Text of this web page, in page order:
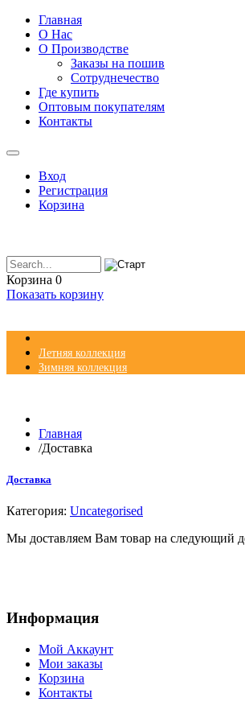
Главная
О Нас
О Производстве
Заказы на пошив
Сотруднечество
Где купить
Оптовым покупателям
Контакты
Вход
Регистрация
Корзина
Корзина 0
Показать корзину
Летняя коллекция
Зимняя коллекция
Главная
/Доставка
Доставка
Категория: Uncategorised
Мы доставляем Вам товар на следующий
Информация
Мой Аккаунт
Мои заказы
Корзина
Контакты